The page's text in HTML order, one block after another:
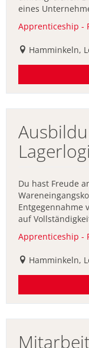
eines
Apprenticeship -
Hamminkeln,
Du hast Freude
Entgegennahme
auf
Apprenticeship -
Hamminkeln,